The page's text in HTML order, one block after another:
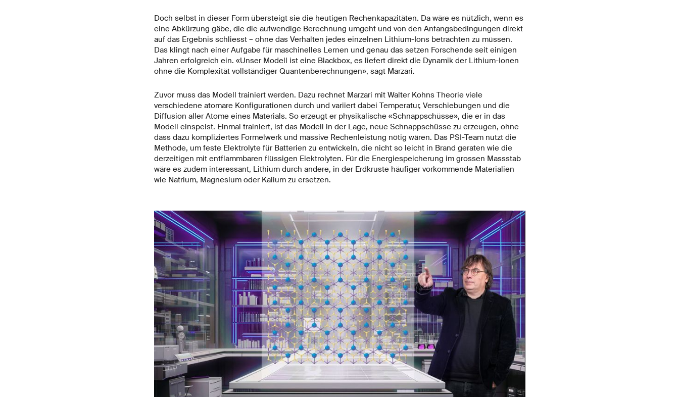
Doch selbst in dieser Form übersteigt sie die heutigen Rechenkapazitäten. Da wäre es nützlich, wenn es
eine Abkürzung gäbe, die die aufwendige Berechnung umgeht und von den Anfangsbedingungen direkt
auf das Ergebnis schliesst – ohne das Verhalten jedes einzelnen Lithium-Ions betrachten zu müssen.
Das klingt nach einer Aufgabe für maschinelles Lernen und genau das setzen Forschende seit einigen
Jahren erfolgreich ein. «Unser Modell ist eine Blackbox, es liefert direkt die Dynamik der Lithium-Ionen
ohne die Komplexität vollständiger Quantenberechnungen», sagt Marzari.
Zuvor muss das Modell trainiert werden. Dazu rechnet Marzari mit Walter Kohns Theorie viele
verschiedene atomare Konfigurationen durch und variiert dabei Temperatur, Verschiebungen und die
Diffusion aller Atome eines Materials. So erzeugt er physikalische «Schnappschüsse», die er in das
Modell einspeist. Einmal trainiert, ist das Modell in der Lage, neue Schnappschüsse zu erzeugen, ohne
dass dazu kompliziertes Formelwerk und massive Rechenleistung nötig wären. Das PSI-Team nutzt die
Methode, um feste Elektrolyte für Batterien zu entwickeln, die nicht so leicht in Brand geraten wie die
derzeitigen mit entflammbaren flüssigen Elektrolyten. Für die Energiespeicherung im grossen Massstab
wäre es zudem interessant, Lithium durch andere, in der Erdkruste häufiger vorkommende Materialien
wie Natrium, Magnesium oder Kalium zu ersetzen.